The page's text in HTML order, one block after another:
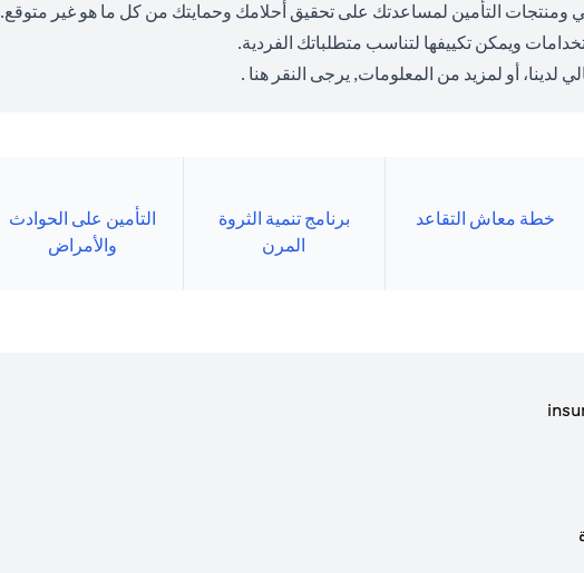
التأمين لمساعدتك على تحقيق أحلامك وحمايتك من كل ما هو غير
ويمكن تكييفها لتناسب متطلباتك الفردية.
لدينا، أو لمزيد من المعلومات, يرجى النقر هنا .
خطة معاش التقاعد
برنامج تنمية الثروة
المرن
التأمين على الحوادث
والأمراض